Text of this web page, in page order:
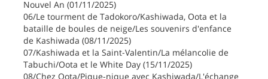
Nouvel An (01/11/2025)
06/Le tourment de Tadokoro/Kashiwada, Oota et la
bataille de boules de neige/Les souvenirs d'enfance
de Kashiwada (08/11/2025)
07/Kashiwada et la Saint-Valentin/La mélancolie de
Tabuchi/Oota et le White Day (15/11/2025)
08/Chez Oota/Pique-nique avec Kashiwada/L'échange